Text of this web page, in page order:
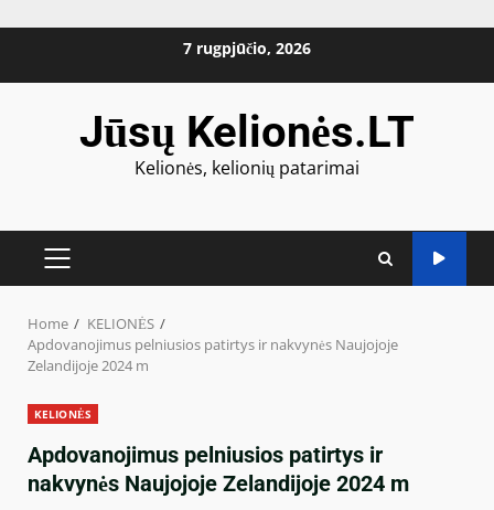
7 rugpjūčio, 2026
Jūsų Kelionės.LT
Kelionės, kelionių patarimai
PRIMARY
Home
KELIONĖS
Apdovanojimus pelniusios patirtys ir nakvynės Naujojoje
Zelandijoje 2024 m
KELIONĖS
Apdovanojimus pelniusios patirtys ir
nakvynės Naujojoje Zelandijoje 2024 m